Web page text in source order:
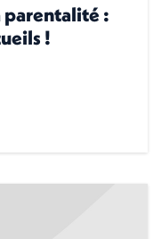
parentalité :
!